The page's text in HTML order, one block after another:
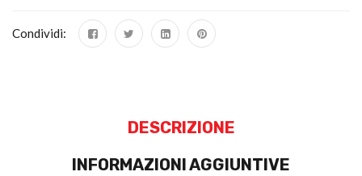
Condividi:
DESCRIZIONE
INFORMAZIONI AGGIUNTIVE